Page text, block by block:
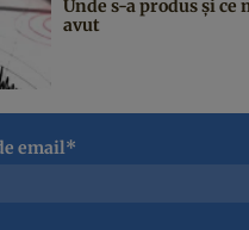
Unde s-a produs și
avut
email*